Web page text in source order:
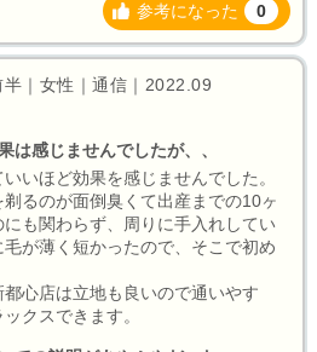
参考になった 0
｜女性｜通信｜2022.09
は感じませんでしたが、、
いほど効果を感じませんでした。
るのが面倒臭くて出産までの10ヶ
も関わらず、周りに手入れしてい
が薄く短かったので、そこで初め
心店は立地も良いので通いやす
クスできます。